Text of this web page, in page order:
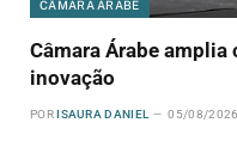
CÂMARA ÁRABE
Câmara Árabe
inovação
POR ISAURA DANIEL 05/08/2026